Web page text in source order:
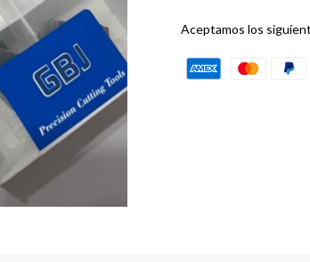
Aceptamos los